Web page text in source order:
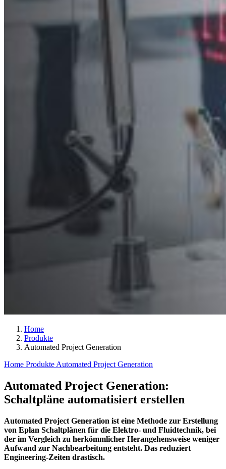
Home
Produkte
Automated Project Generation
Home Produkte Automated Project Generation
Automated Project Generation:
Schaltpläne automatisiert erstellen
Automated Project Generation ist eine Methode zur Erstellung
von Eplan Schaltplänen für die Elektro- und Fluidtechnik, bei
der im Vergleich zu herkömmlicher Herangehensweise weniger
Aufwand zur Nachbearbeitung entsteht. Das reduziert
Engineering-Zeiten drastisch.